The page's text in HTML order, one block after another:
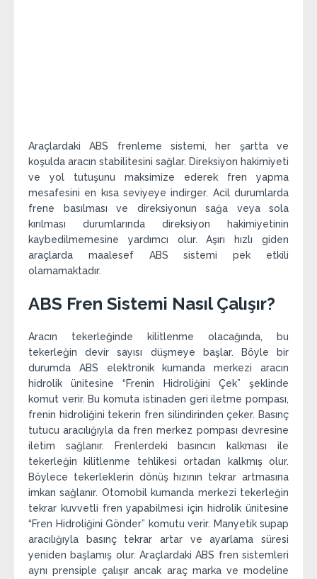
Araçlardaki ABS frenleme sistemi, her şartta ve
koşulda aracın stabilitesini sağlar. Direksiyon hakimiyeti
ve yol tutuşunu maksimize ederek fren yapma
mesafesini en kısa seviyeye indirger. Acil durumlarda
frene basılması ve direksiyonun sağa veya sola
kırılması durumlarında direksiyon hakimiyetinin
kaybedilmemesine yardımcı olur. Aşırı hızlı giden
araçlarda maalesef ABS sistemi pek etkili
olamamaktadır.
ABS Fren Sistemi Nasıl Çalışır?
Aracın tekerleğinde kilitlenme olacağında, bu
tekerleğin devir sayısı düşmeye başlar. Böyle bir
durumda ABS elektronik kumanda merkezi aracın
hidrolik ünitesine “Frenin Hidroliğini Çek” şeklinde
komut verir. Bu komuta istinaden geri iletme pompası,
frenin hidroliğini tekerin fren silindirinden çeker. Basınç
tutucu aracılığıyla da fren merkez pompası devresine
iletim sağlanır. Frenlerdeki basıncın kalkması ile
tekerleğin kilitlenme tehlikesi ortadan kalkmış olur.
Böylece tekerleklerin dönüş hızının tekrar artmasına
imkan sağlanır. Otomobil kumanda merkezi tekerleğin
tekrar kuvvetli fren yapabilmesi için hidrolik ünitesine
“Fren Hidroliğini Gönder” komutu verir. Manyetik supap
aracılığıyla basınç tekrar artar ve ayarlama süresi
yeniden başlamış olur. Araçlardaki ABS fren sistemleri
aynı prensiple çalışır ancak araç marka ve modeline